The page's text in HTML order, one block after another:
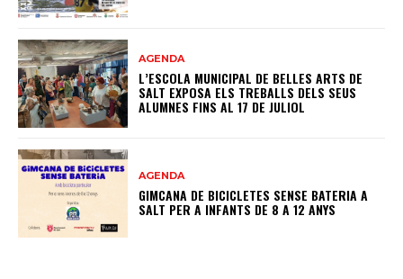
AGENDA
L’ESCOLA MUNICIPAL DE BELLES ARTS DE
SALT EXPOSA ELS TREBALLS DELS SEUS
ALUMNES FINS AL 17 DE JULIOL
AGENDA
GIMCANA DE BICICLETES SENSE BATERIA A
SALT PER A INFANTS DE 8 A 12 ANYS